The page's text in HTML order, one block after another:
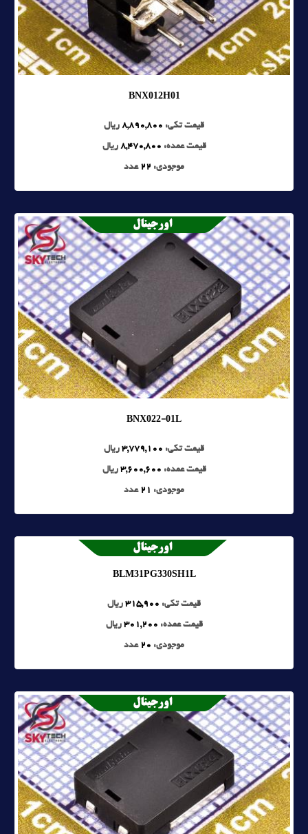
BNX012H01
قیمت تکی: 8,890,800 ریال
قیمت عمده: 8,470,800 ریال
موجودی: 22 عدد
BNX022-01L
قیمت تکی: 3,779,100 ریال
قیمت عمده: 3,600,600 ریال
موجودی: 21 عدد
BLM31PG330SH1L
قیمت تکی: 315,900 ریال
قیمت عمده: 301,200 ریال
موجودی: 20 عدد